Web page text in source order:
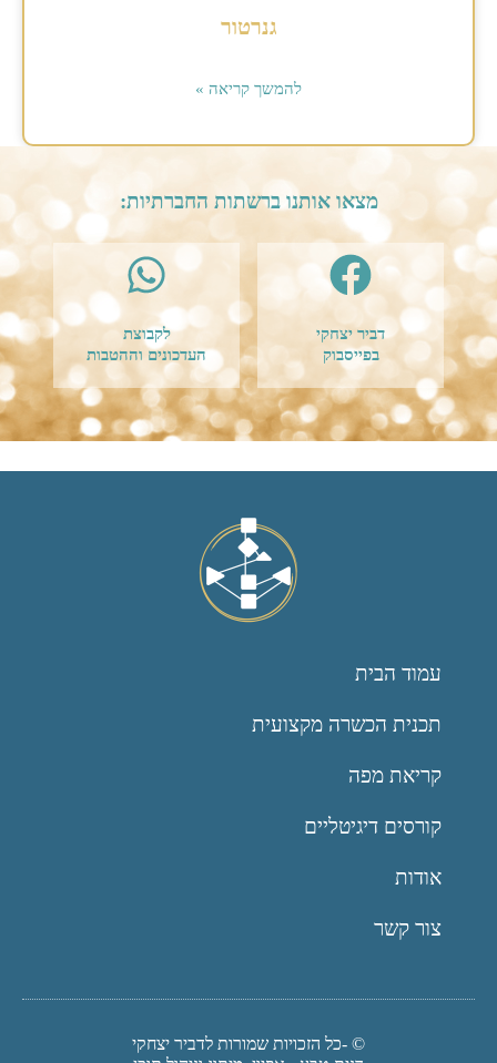
גנרטור
להמשך קריאה »
מצאו אותנו ברשתות החברתיות:
דביר יצחקי
בפייסבוק
לקבוצת
העדכונים וההטבות
עמוד הבית
תכנית הכשרה מקצועית
קריאת מפה
קורסים דיגיטליים
אודות
צור קשר
© -כל הזכויות שמורות לדביר יצחקי